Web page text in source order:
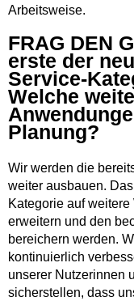
Arbeitsweise.
FRAG DEN
erste der
Service-
Welche
Planung?
Wir werden die
weiter ausbauen.
Kategorie auf
erweitern und den
bereichern werden.
kontinuierlich
unserer Nutzerinnen
sicherstellen, dass